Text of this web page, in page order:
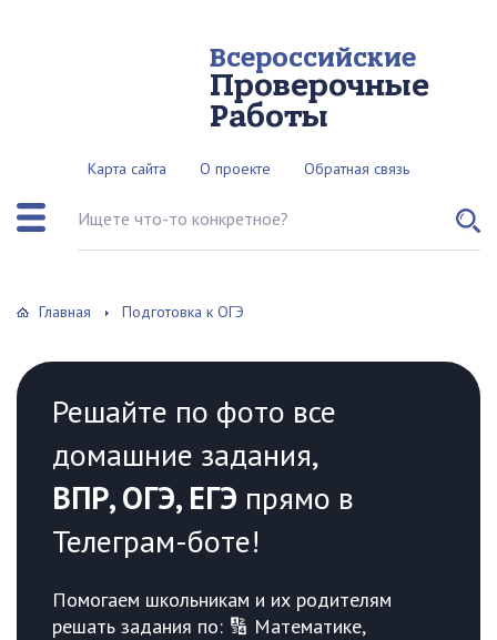
Всероссийские
Проверочные
Работы
Карта сайта О проекте Обратная связь
Поиск по сайту
Главная Подготовка к ОГЭ
Решайте по фото все
домашние задания,
ВПР, ОГЭ, ЕГЭ прямо в
Телеграм-боте!
Помогаем школьникам и их родителям
решать задания по: 🔢 Математике,